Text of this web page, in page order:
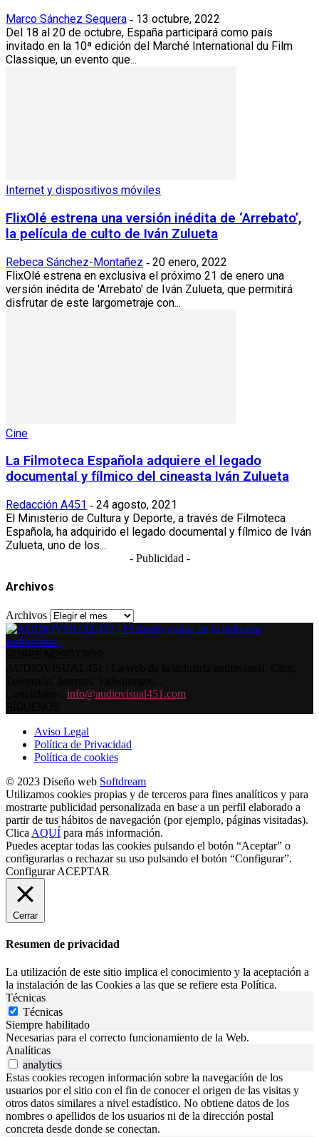
Marco Sánchez Sequera - 13 octubre, 2022
Del 18 al 20 de octubre, España participará como país
invitado en la 10ª edición del Marché International du Film
Classique, un evento que...
Internet y dispositivos móviles
FlixOlé estrena una versión inédita de ‘Arrebato’,
la película de culto de Iván Zulueta
Rebeca Sánchez-Montañez - 20 enero, 2022
FlixOlé estrena en exclusiva el próximo 21 de enero una
versión inédita de 'Arrebato' de Iván Zulueta, que permitirá
disfrutar de este largometraje con...
Cine
La Filmoteca Española adquiere el legado
documental y fílmico del cineasta Iván Zulueta
Redacción A451 - 24 agosto, 2021
El Ministerio de Cultura y Deporte, a través de Filmoteca
Española, ha adquirido el legado documental y fílmico de Iván
Zulueta, uno de los...
- Publicidad -
Archivos
Archivos
info@audiovisual451.com
Aviso Legal
Política de Privacidad
Política de cookies
© 2023 Diseño web Softdream
Utilizamos cookies propias y de terceros para fines analíticos y para
mostrarte publicidad personalizada en base a un perfil elaborado a
partir de tus hábitos de navegación (por ejemplo, páginas visitadas).
Clica AQUÍ para más información.
Puedes aceptar todas las cookies pulsando el botón “Aceptar” o
configurarlas o rechazar su uso pulsando el botón “Configurar”.
Configurar ACEPTAR
Cerrar
Resumen de privacidad
La utilización de este sitio implica el conocimiento y la aceptación a
la instalación de las Cookies a las que se refiere esta Política.
Técnicas
Técnicas
Siempre habilitado
Necesarias para el correcto funcionamiento de la Web.
Analíticas
analytics
Estas cookies recogen información sobre la navegación de los
usuarios por el sitio con el fin de conocer el origen de las visitas y
otros datos similares a nivel estadístico. No obtiene datos de los
nombres o apellidos de los usuarios ni de la dirección postal
concreta desde donde se conectan.